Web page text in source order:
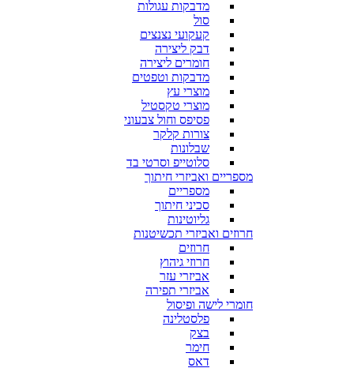
מדבקות עגולות
סול
קעקועי נצנצים
דבק ליצירה
חומרים ליצירה
מדבקות וטפטים
מוצרי עץ
מוצרי טקסטיל
פסיפס וחול צבעוני
צורות קלקר
שבלונות
סלוטייפ וסרטי בד
מספריים ואביזרי חיתוך
מספריים
סכיני חיתוך
גליוטינות
חרוזים ואביזרי תכשיטנות
חרוזים
חרוזי גיהוץ
אביזרי עזר
אביזרי תפירה
חומרי לישה ופיסול
פלסטלינה
בצק
חימר
דאס